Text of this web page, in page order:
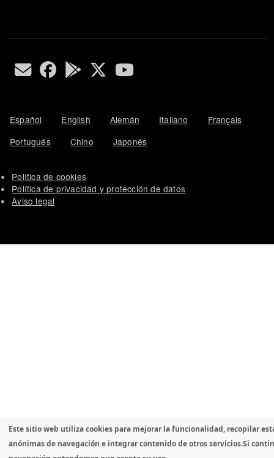
Español English Alemán Italiano
Français
Portugués
Chino Japonés
Política de cookies
Política de privacidad y protección de datos
Aviso legal
Este sitio web utiliza cookies para mejorar la funcionalidad, recopilar
anónimas de navegación e integrar contenido de otros servicios.Si